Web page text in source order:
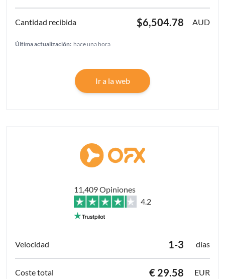
$6,504.78 AUD
Última actualización: hace una hora
Ir a la web
11,409 Opiniones
4.2
1-3 días
€ 29.58
EUR